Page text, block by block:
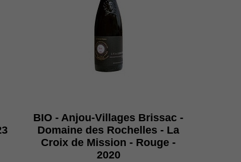
BIO - Anjou-Villages Brissac -
Domaine des Rochelles - La
Croix de Mission - Rouge -
2020